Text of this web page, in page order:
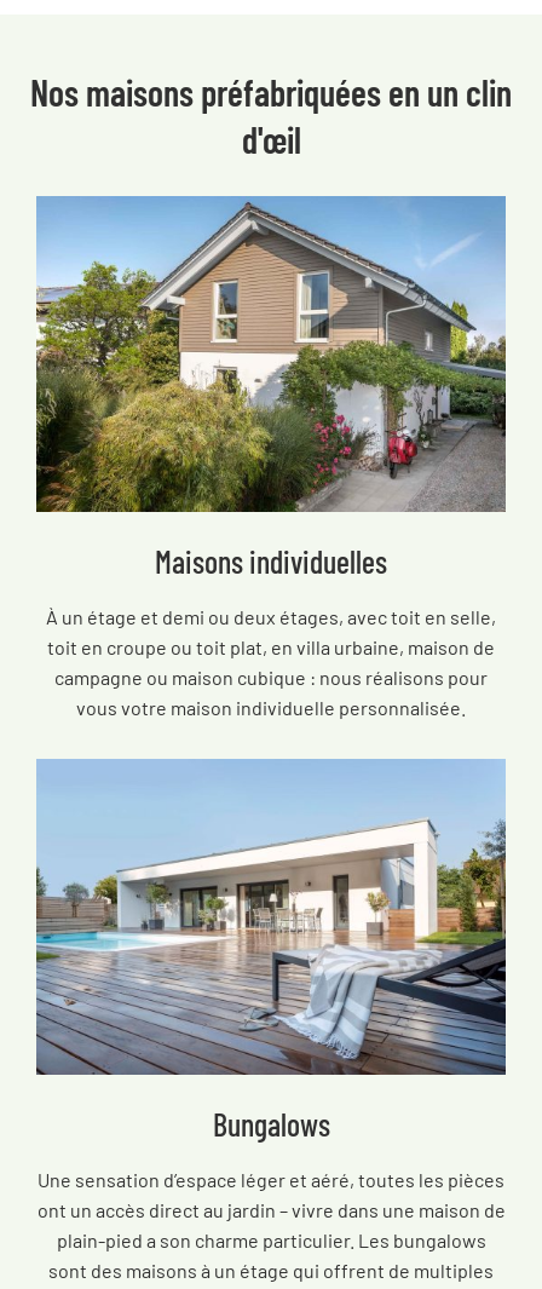
Nos maisons préfabriquées en un clin
d'œil
Maisons individuelles
À un étage et demi ou deux étages, avec toit en selle,
toit en croupe ou toit plat, en villa urbaine, maison de
campagne ou maison cubique : nous réalisons pour
vous votre maison individuelle personnalisée.
Bungalows
Une sensation d’espace léger et aéré, toutes les pièces
ont un accès direct au jardin – vivre dans une maison de
plain-pied a son charme particulier. Les bungalows
sont des maisons à un étage qui offrent de multiples